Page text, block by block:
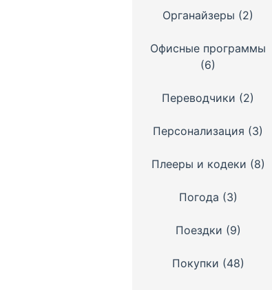
Органайзеры (2)
Офисные программы
(6)
Переводчики (2)
Персонализация (3)
Плееры и кодеки (8)
Погода (3)
Поездки (9)
Покупки (48)